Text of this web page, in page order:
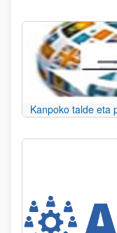
Kanpoko talde eta